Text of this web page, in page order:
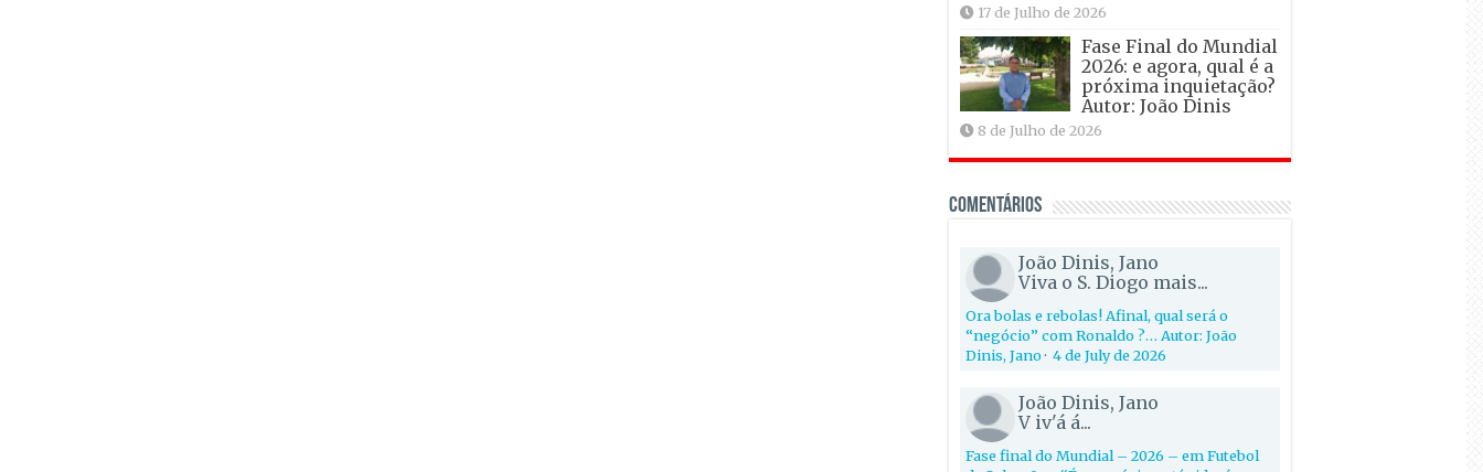
17 de Julho de 2026
Fase Final do Mundial
2026: e agora, qual é a
próxima inquietação?
Autor: João Dinis
8 de Julho de 2026
Comentários
João Dinis, Jano
Viva o S. Diogo mais...
Ora bolas e rebolas! Afinal, qual será o
“negócio” com Ronaldo ?… Autor: João
Dinis, Jano· 4 de July de 2026
João Dinis, Jano
V iv'á á...
Fase final do Mundial – 2026 – em Futebol